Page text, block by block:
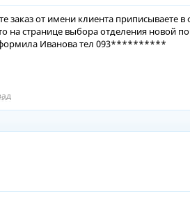
заказ от имени клиента приписываете
на странице выбора отделения
Иванова тел 093**********